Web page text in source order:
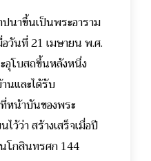
ปนาขึ้นเป็นพระอาราม
วันที่ 21 เมษายน พ.ศ.
อุโบสถขึ้นหลังหนึ่ง
นและได้รับ
หน้าบันของพระ
ว้ว่า สร้างเสร็จเมื่อปี
โกสินทรศก 144